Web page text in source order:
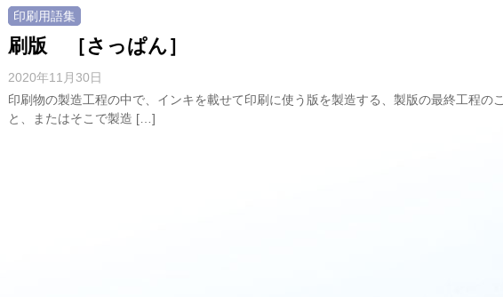
印刷用語集
刷版 ［さっぱん］
2020年11月30日
印刷物の製造工程の中で、インキを載せて印刷に使う版を製造する、製版の最終工程のこ
と、またはそこで製造 […]